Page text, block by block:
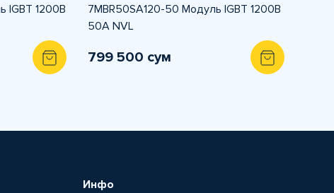
IGBT 1200В
7MBR50SA120-50 Модуль IGBT 1200В
50А NVL
799 500 сум
Инфо